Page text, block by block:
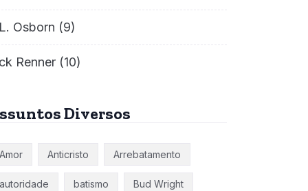
Osborn (9)
Renner (10)
Diversos
Amor Anticristo Arrebatamento
autoridade batismo Bud Wright